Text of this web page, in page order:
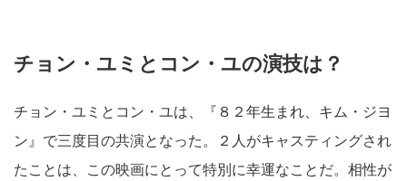
チョン・ユミとコン・ユの演技は？
チョン・ユミとコン・ユは、『８２年生まれ、キム・ジヨ
ン』で三度目の共演となった。２人がキャスティングされ
たことは、この映画にとって特別に幸運なことだ。相性が